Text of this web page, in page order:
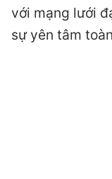
với mạng lưới
sự yên tâm